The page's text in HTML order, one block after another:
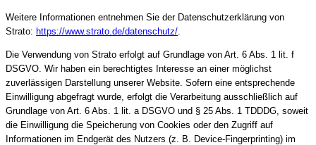
Weitere Informationen entnehmen Sie der Datenschutzerklärung von
Strato: https://www.strato.de/datenschutz/
Die Verwendung von Strato erfolgt auf Grundlage von Art. 6 Abs. 1 lit. f
DSGVO. Wir haben ein berechtigtes Interesse an einer möglichst
zuverlässigen Darstellung unserer Website. Sofern eine entsprechende
Einwilligung abgefragt wurde, erfolgt die Verarbeitung ausschließlich auf
Grundlage von Art. 6 Abs. 1 lit. a DSGVO und § 25 Abs. 1 TDDDG, soweit
die Einwilligung die Speicherung von Cookies oder den Zugriff auf
Informationen im Endgerät des Nutzers (z. B. Device-Fingerprinting) im